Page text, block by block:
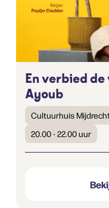
En verbied
Ayoub
Cultuurhuis
20.00 - 22.00 uur